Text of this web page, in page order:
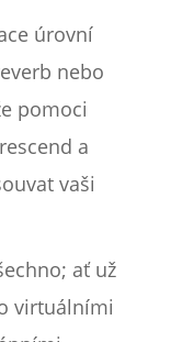
úrovní
nebo
pomoci
a
vaši
ať už
virtuálními